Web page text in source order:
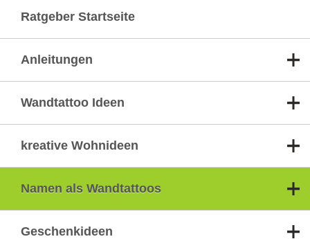
Ratgeber Startseite
Anleitungen
Wandtattoo Ideen
kreative Wohnideen
Namen als Wandtattoos
Geschenkideen